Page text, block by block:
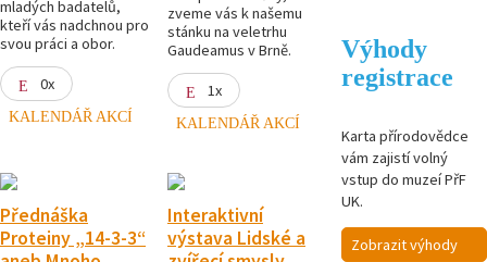
mladých badatelů,
kteří vás nadchnou pro
svou práci a obor.
0x
KALENDÁŘ AKCÍ
zveme vás k našemu
stánku na veletrhu
Gaudeamus v Brně.
1x
KALENDÁŘ AKCÍ
Přednáška
Proteiny „14-3-3“
Interaktivní
výstava Lidské a
Výhody
registrace
Karta přírodovědce
vám zajistí volný
vstup do muzeí PřF
UK.
Zobrazit výhody